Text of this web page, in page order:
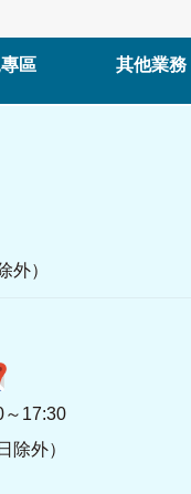
區 其他業務
外）
17:30
除外）